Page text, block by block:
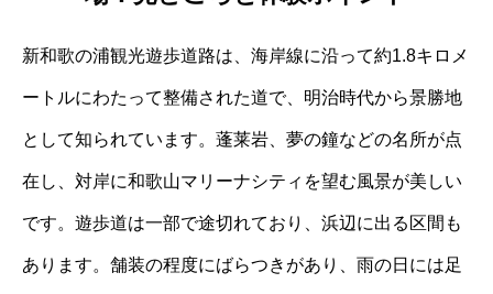
新和歌の浦観光遊歩道路は、海岸線に沿って約1.8キロメ
ートルにわたって整備された道で、明治時代から景勝地
として知られています。蓬莱岩、夢の鐘などの名所が点
在し、対岸に和歌山マリーナシティを望む風景が美しい
です。遊歩道は一部で途切れており、浜辺に出る区間も
あります。舗装の程度にばらつきがあり、雨の日には足